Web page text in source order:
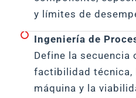
y límites de
Ingeniería de
Define la secuencia
factibilidad técnica,
máquina y la